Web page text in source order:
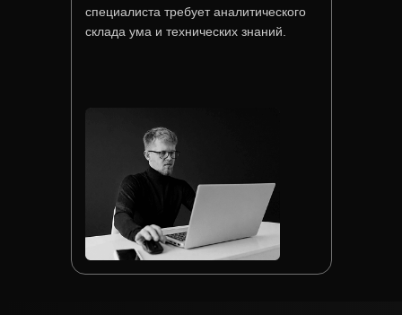
специалиста требует аналитического
склада ума и технических знаний.